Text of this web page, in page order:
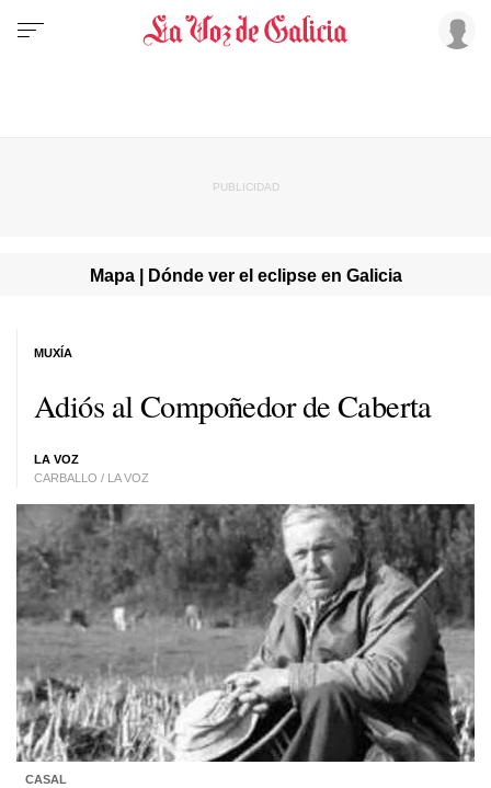
Mapa | Dónde ver el eclipse en Galicia
Adiós al Compoñedor de Caberta
LA VOZ
CARBALLO / LA VOZ
MUXÍA
CASAL